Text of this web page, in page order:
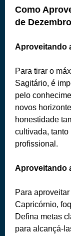
Como
de Dezembro
Aproveitando
Para tirar o
Sagitário, é
pelo
novos
honestidade
cultivada,
profissional.
Aproveitando
Para
Capricórnio,
Defina metas
para alcançá-